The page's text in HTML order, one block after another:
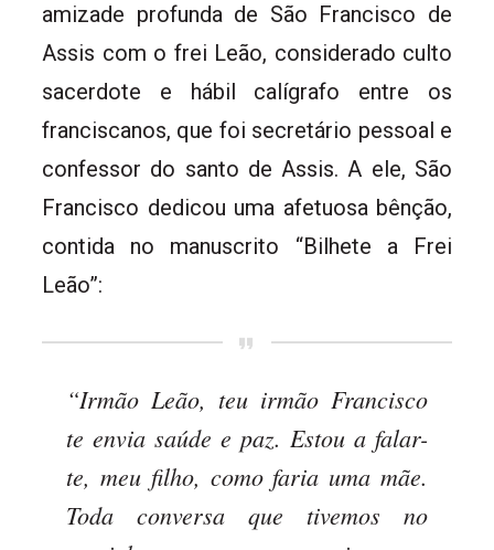
amizade profunda de São Francisco de
Assis com o frei Leão, considerado culto
sacerdote e hábil calígrafo entre os
franciscanos, que foi secretário pessoal e
confessor do santo de Assis. A ele, São
Francisco dedicou uma afetuosa bênção,
contida no manuscrito “Bilhete a Frei
Leão”:
“Irmão Leão, teu irmão Francisco
te envia saúde e paz. Estou a falar-
te, meu filho, como faria uma mãe.
Toda conversa que tivemos no